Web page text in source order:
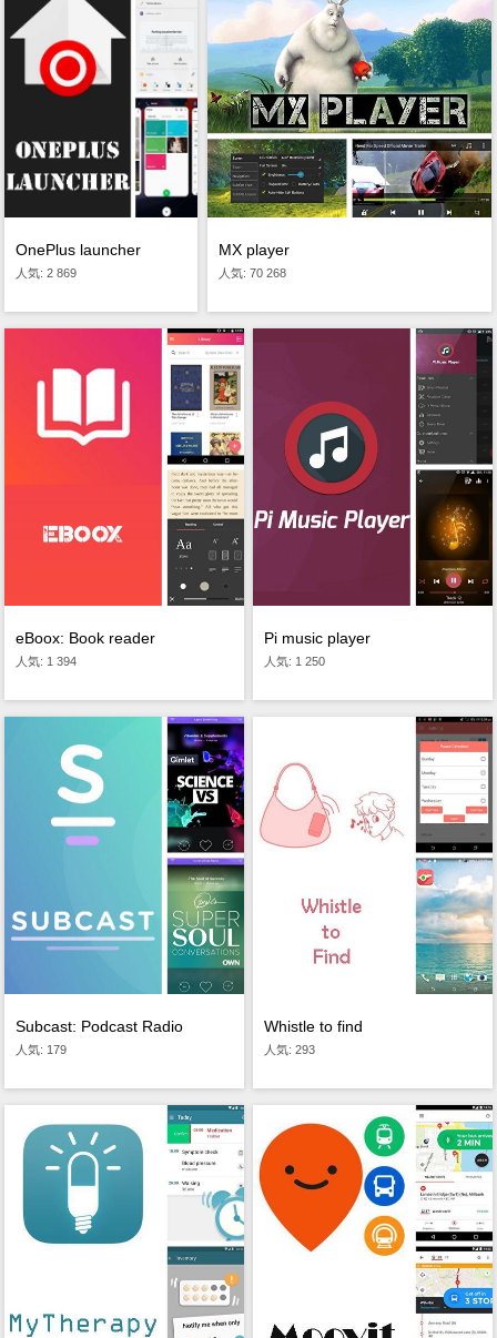
OnePlus launcher
人気: 2 869
MX player
人気: 70 268
eBoox: Book reader
人気: 1 394
Pi music player
人気: 1 250
Subcast: Podcast Radio
人気: 179
Whistle to find
人気: 293